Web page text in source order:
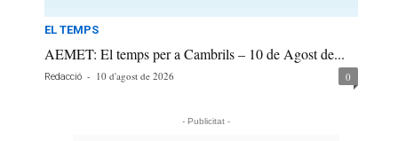
EL TEMPS
AEMET: El temps per a Cambrils – 10 de Agost de...
Redacció - 10 d'agost de 2026 0
- Publicitat -